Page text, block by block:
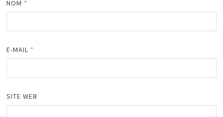
NOM *
E-MAIL *
SITE WEB